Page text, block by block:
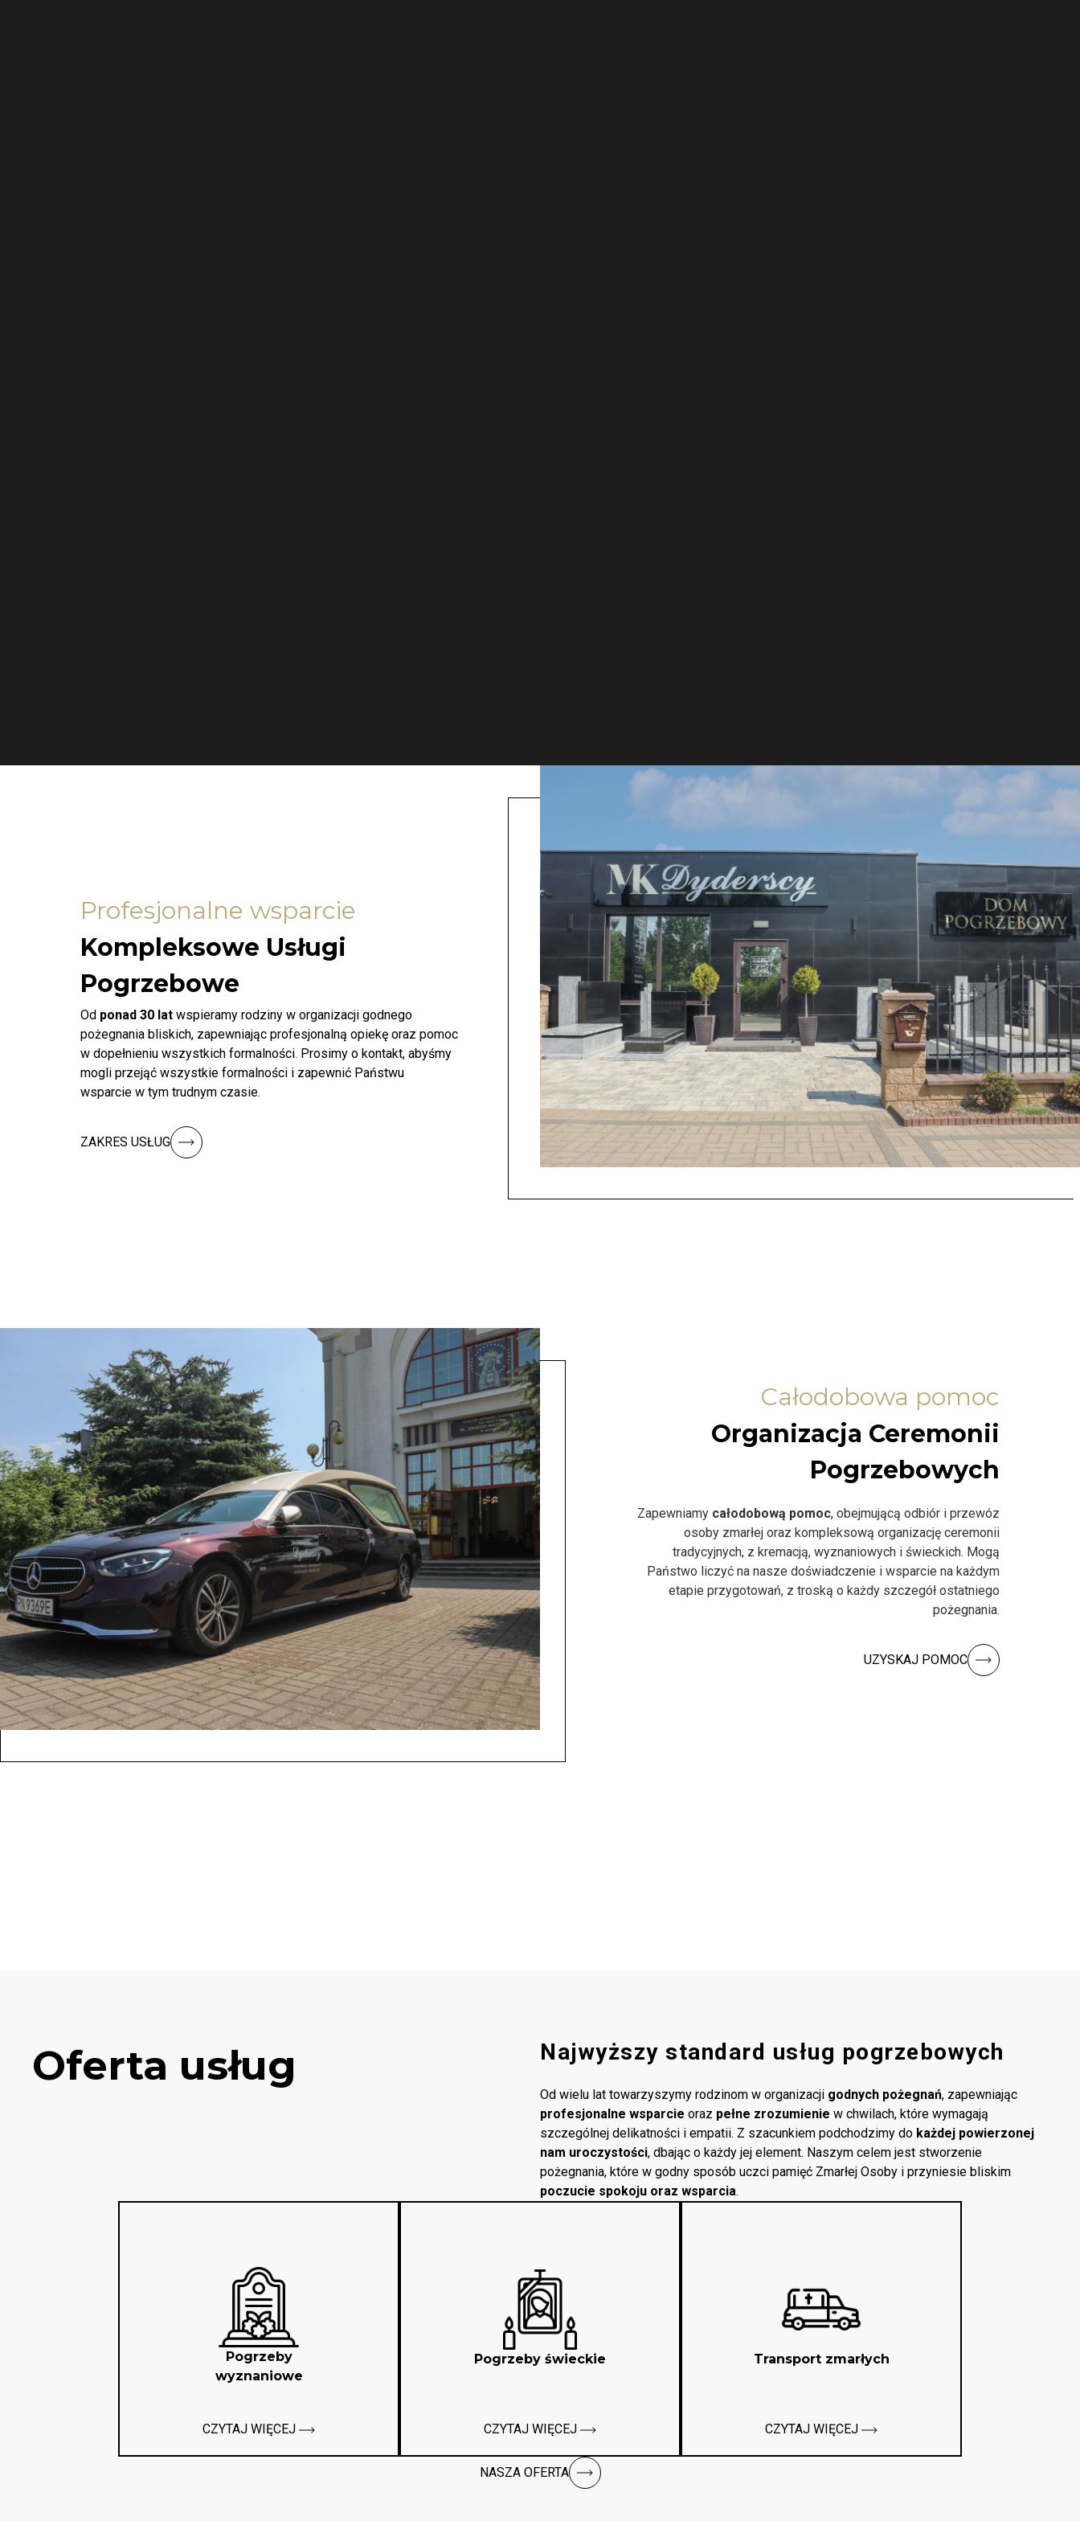
Profesjonalne wsparcie
Kompleksowe Usługi
Pogrzebowe
Od ponad 30 lat wspieramy rodziny w organizacji godnego
pożegnania bliskich, zapewniając profesjonalną opiekę oraz pomoc
w dopełnieniu wszystkich formalności. Prosimy o kontakt, abyśmy
mogli przejąć wszystkie formalności i zapewnić Państwu
wsparcie w tym trudnym czasie.
ZAKRES USŁUG
Całodobowa pomoc
Organizacja Ceremonii
Pogrzebowych
Zapewniamy całodobową pomoc, obejmującą odbiór i przewóz
osoby zmarłej oraz kompleksową organizację ceremonii
tradycyjnych, z kremacją, wyznaniowych i świeckich. Mogą
Państwo liczyć na nasze doświadczenie i wsparcie na każdym
etapie przygotowań, z troską o każdy szczegół ostatniego
pożegnania.
UZYSKAJ POMOC
Oferta usług Najwyższy standard usług pogrzebowych
Od wielu lat towarzyszymy rodzinom w organizacji godnych pożegnań, zapewniając
profesjonalne wsparcie oraz pełne zrozumienie w chwilach, które wymagają
szczególnej delikatności i empatii. Z szacunkiem podchodzimy do każdej powierzonej
nam uroczystości, dbając o każdy jej element. Naszym celem jest stworzenie
pożegnania, które w godny sposób uczci pamięć Zmarłej Osoby i przyniesie bliskim
poczucie spokoju oraz wsparcia.
Pogrzeby
wyznaniowe
CZYTAJ WIĘCEJ
Pogrzeby świeckie
CZYTAJ WIĘCEJ
Transport zmarłych
CZYTAJ WIĘCEJ
NASZA OFERTA